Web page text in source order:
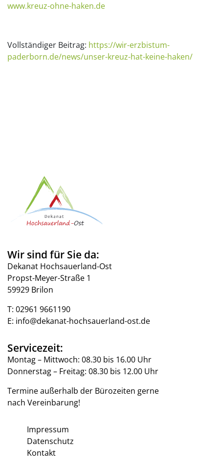
www.kreuz-ohne-haken.de
Vollständiger Beitrag: https://wir-erzbistum-
paderborn.de/news/unser-kreuz-hat-keine-haken/
Wir sind für Sie da:
Dekanat Hochsauerland-Ost
Propst-Meyer-Straße 1
59929 Brilon
T: 02961 9661190
E: info@dekanat-hochsauerland-ost.de
Servicezeit:
Montag – Mittwoch: 08.30 bis 16.00 Uhr
Donnerstag – Freitag: 08.30 bis 12.00 Uhr
Termine außerhalb der Bürozeiten gerne
nach Vereinbarung!
Impressum
Datenschutz
Kontakt